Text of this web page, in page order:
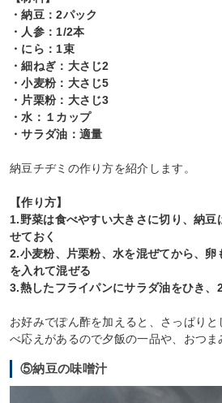
・納豆：2パック
・人参：1/2本
・にら：1束
・細ねぎ：大さじ2
・小麦粉：大さじ5
・片栗粉：大さじ3
・水：１カップ
・サラダ油：適量
納豆チヂミの作り方を紹介します。
【作り方】
1.野菜は食べやすい大きさに切り、納豆
せておく
2.小麦粉、片栗粉、水を混ぜてから、卵
を入れて混ぜる
3.熱したフライパンにサラダ油をひき、
お好みでぽん酢を加えると、さっぱり
べ応えがあるので夕飯の一品や、おつま
⑤納豆の味噌汁